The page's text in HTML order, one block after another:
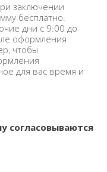
заключении
бесплатно.
дни с 9:00 до
оформления
чтобы
для вас время и
согласовываются